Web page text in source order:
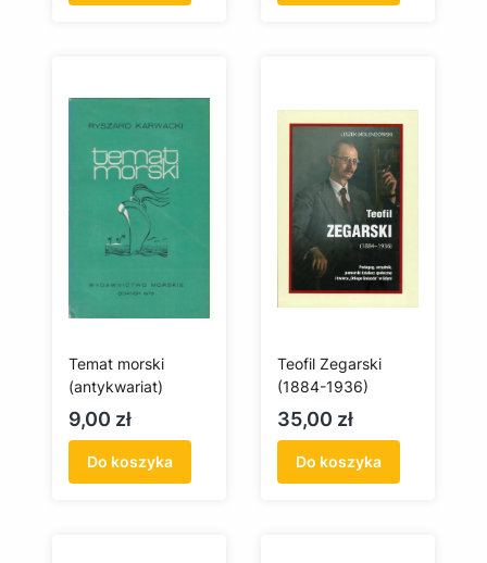
Temat morski
(antykwariat)
Cena
9,00 zł
Do koszyka
Teofil Zegarski
(1884-1936)
Cena
35,00 zł
Do koszyka